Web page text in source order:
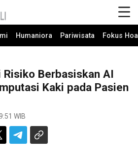
Humaniora Pariwisata Fokus
Berbasiskan AI
Kaki pada Pasien
WIB